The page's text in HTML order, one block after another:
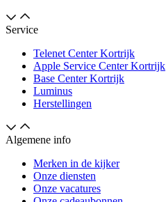
Service
Telenet Center Kortrijk
Apple Service Center Kortrijk
Base Center Kortrijk
Luminus
Herstellingen
Algemene info
Merken in de kijker
Onze diensten
Onze vacatures